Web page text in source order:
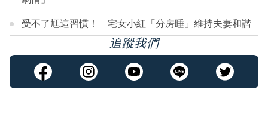
受不了尪這習慣！ 宅女小紅「分房睡」維持夫妻和諧
追蹤我們